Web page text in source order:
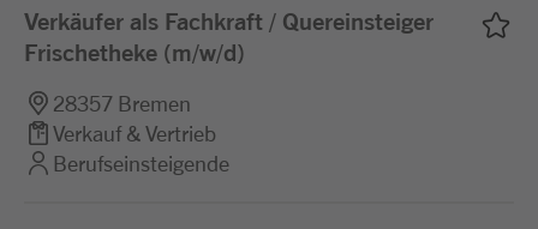
Verkäufer als Fachkraft / Quereinsteiger
Frischetheke (m/w/d)
28357 Bremen
Verkauf & Vertrieb
Berufseinsteigende